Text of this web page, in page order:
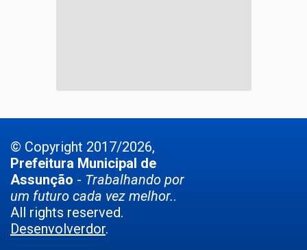
© Copyright 2017/2026,
Prefeitura Municipal de
Assunção - Trabalhando por
um futuro cada vez melhor..
All rights reserved.
Desenvolverdor.